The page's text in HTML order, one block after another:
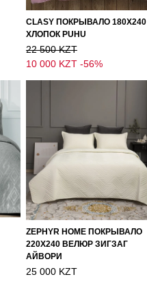
CLASY ПОКРЫВАЛО 180X240
ХЛОПОК PUHU
22 500 KZT
10 000 KZT -56%
ZEPHYR HOME ПОКРЫВАЛО
220Х240 ВЕЛЮР ЗИГЗАГ
АЙВОРИ
25 000 KZT